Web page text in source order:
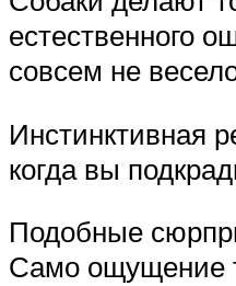
естественного
совсем не
Инстинктивная
когда вы
Подобные
Само ощущение